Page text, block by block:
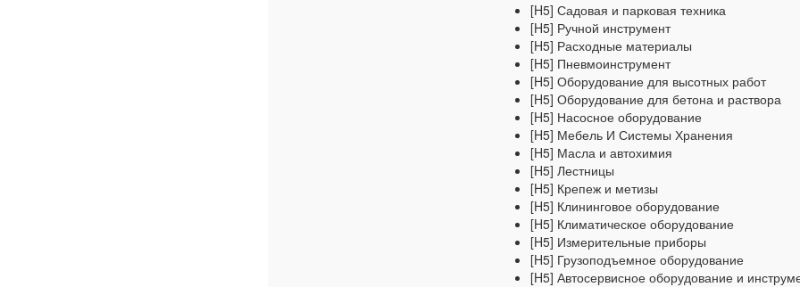
[H5] Садовая и парковая техника
[H5] Ручной инструмент
[H5] Расходные материалы
[H5] Пневмоинструмент
[H5] Оборудование для высотных работ
[H5] Оборудование для бетона и раствора
[H5] Насосное оборудование
[H5] Мебель И Системы Хранения
[H5] Масла и автохимия
[H5] Лестницы
[H5] Крепеж и метизы
[H5] Клининговое оборудование
[H5] Климатическое оборудование
[H5] Измерительные приборы
[H5] Грузоподъемное оборудование
[H5] Автосервисное оборудование и